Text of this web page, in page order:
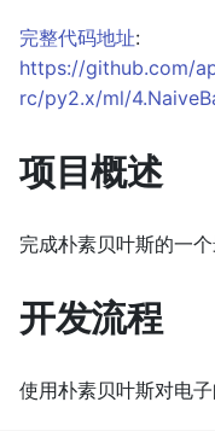
完整代码地址:
https://github.com/
rc/py2.x/ml/
项目概述
完成朴素贝叶斯的一
开发流程
使用朴素贝叶斯对电